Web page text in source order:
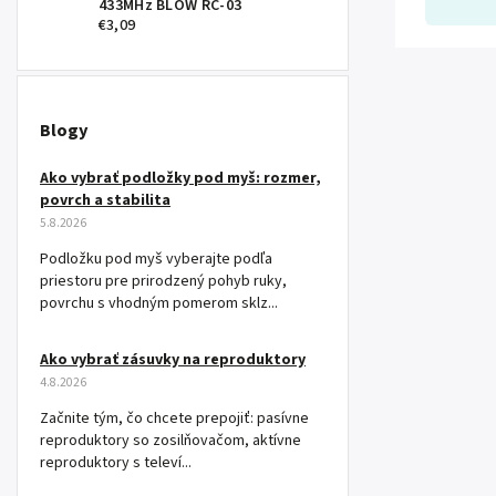
433MHz BLOW RC-03
€3,09
Blogy
Ako vybrať podložky pod myš: rozmer,
povrch a stabilita
5.8.2026
Podložku pod myš vyberajte podľa
priestoru pre prirodzený pohyb ruky,
povrchu s vhodným pomerom sklz...
Ako vybrať zásuvky na reproduktory
4.8.2026
Začnite tým, čo chcete prepojiť: pasívne
reproduktory so zosilňovačom, aktívne
reproduktory s televí...